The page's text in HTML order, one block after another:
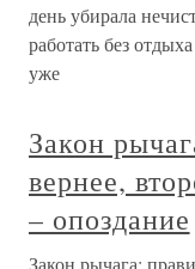
день убирала
работать без
уже
Закон
вернее,
– опоздание
Закон рычага: